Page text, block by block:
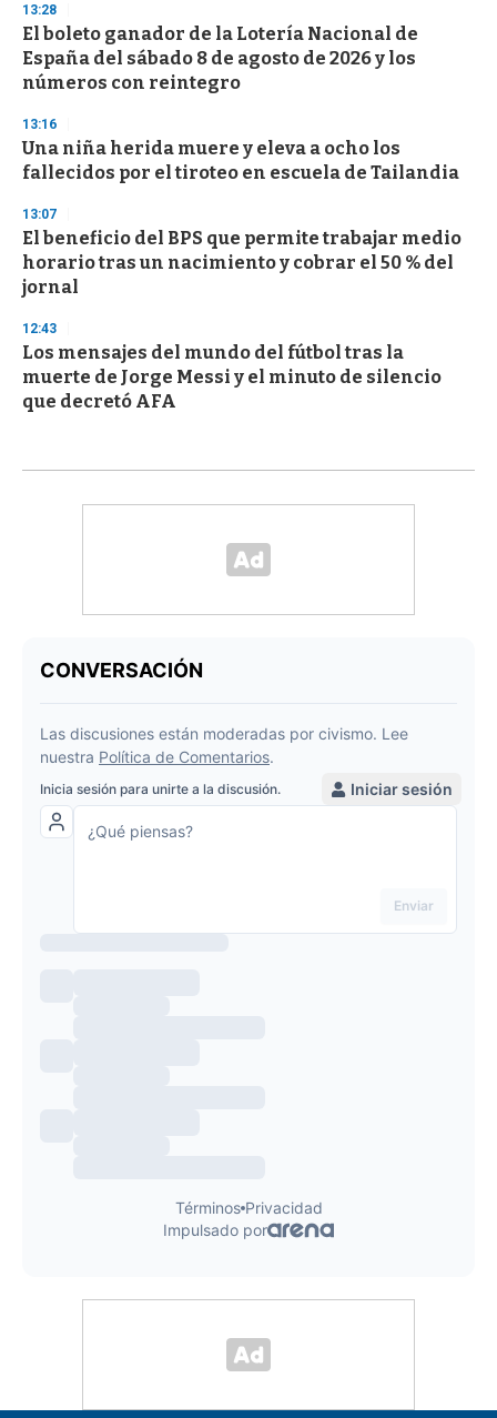
13:28
El boleto ganador de la Lotería Nacional de
España del sábado 8 de agosto de 2026 y los
números con reintegro
13:16
Una niña herida muere y eleva a ocho los
fallecidos por el tiroteo en escuela de Tailandia
13:07
El beneficio del BPS que permite trabajar medio
horario tras un nacimiento y cobrar el 50 % del
jornal
12:43
Los mensajes del mundo del fútbol tras la
muerte de Jorge Messi y el minuto de silencio
que decretó AFA